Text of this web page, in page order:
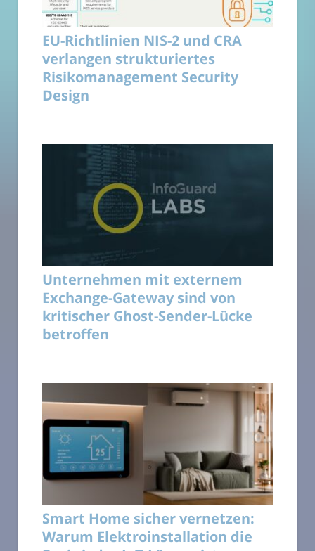
EU-Richtlinien NIS-2 und CRA
verlangen strukturiertes
Risikomanagement Security
Design
Unternehmen mit externem
Exchange-Gateway sind von
kritischer Ghost-Sender-Lücke
betroffen
Smart Home sicher vernetzen:
Warum Elektroinstallation die